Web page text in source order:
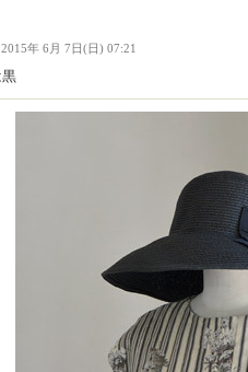
2015年 6月 7日(日) 07:21